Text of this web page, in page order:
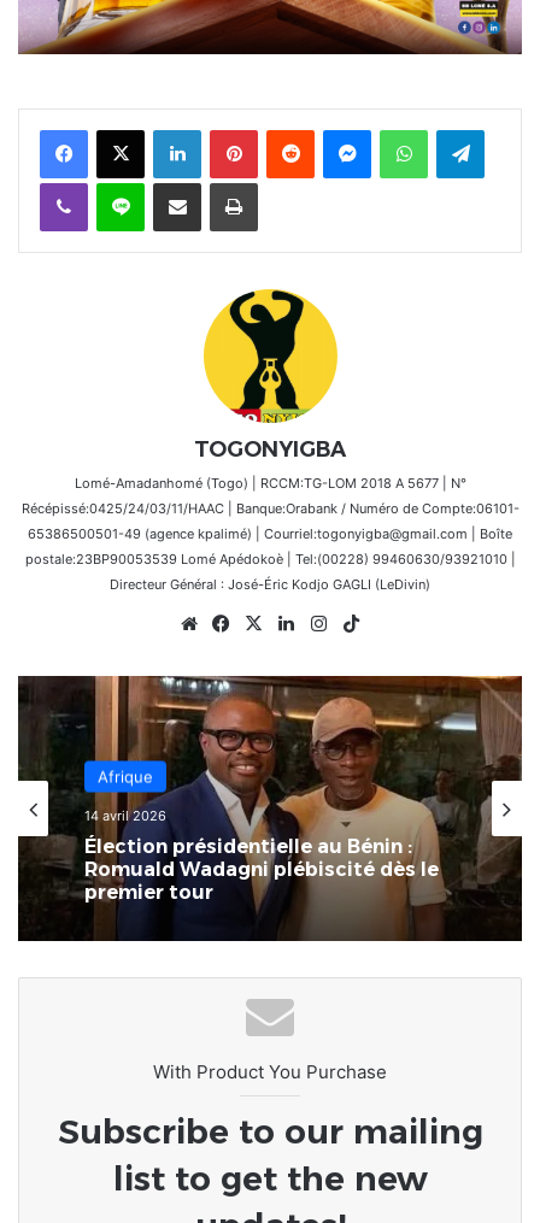
FacebookX Linkedin PinterestReddit MessengerWhatsAppTelegram
Viber Ligne Partager par email Imprimer
TOGONYIGBA
Lomé-Amadanhomé (Togo) | RCCM:TG-LOM 2018 A 5677 | N°
Récépissé:0425/24/03/11/HAAC | Banque:Orabank / Numéro de Compte:06101-
65386500501-49 (agence kpalimé) | Courriel:togonyigba@gmail.com | Boîte
postale:23BP90053539 Lomé Apédokoè | Tel:(00228) 99460630/93921010 |
Directeur Général : José-Éric Kodjo GAGLI (LeDivin)
WebsiteFacebook
X LinkedinInstagram
Afrique
14 avril 2026
Élection présidentielle au Bénin :
Romuald Wadagni plébiscité dès le
Afrique
8 mars 2026
L’Afrique au carrefour des
consciences : le devoir de rompre
avec la culture du naufrage
With Product You Purchase
Subscribe to our mailing
list to get the new